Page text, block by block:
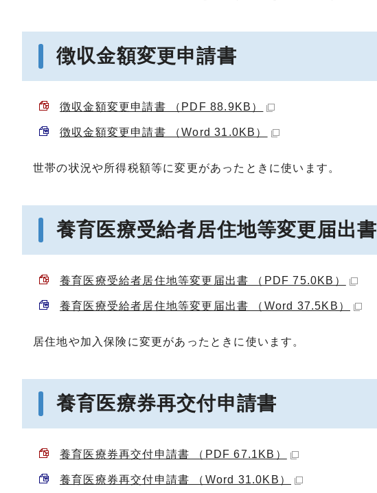
徴収金額変更申請書
徴収金額変更申請書 （PDF 88.9KB）
徴収金額変更申請書 （Word 31.0KB）
世帯の状況や所得税額等に変更があったときに使います。
養育医療受給者居住地等変更届出書
養育医療受給者居住地等変更届出書 （PDF 75.0KB）
養育医療受給者居住地等変更届出書 （Word 37.5KB）
居住地や加入保険に変更があったときに使います。
養育医療券再交付申請書
養育医療券再交付申請書 （PDF 67.1KB）
養育医療券再交付申請書 （Word 31.0KB）